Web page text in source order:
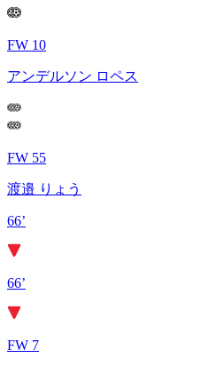
FW 10
アンデルソン ロペス
FW 55
渡邉 りょう
66’
66’
FW 7